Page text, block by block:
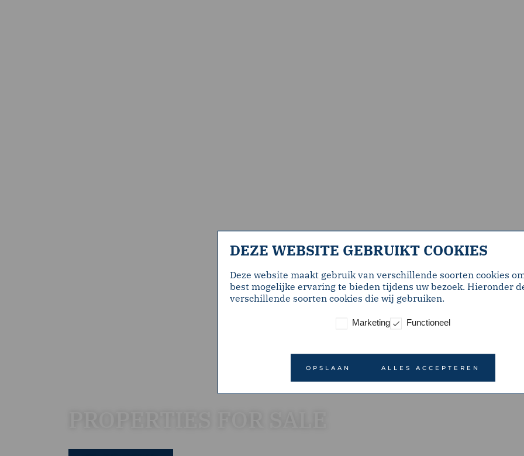
DEZE WEBSITE GEBRUIKT COOKIES
Deze website maakt gebruik van verschillende soorten cookies
best mogelijke ervaring te bieden tijdens uw bezoek. Hieronder
verschillende soorten cookies die wij gebruiken.
Marketing Functioneel
OPSLAAN ALLES ACCEPTEREN